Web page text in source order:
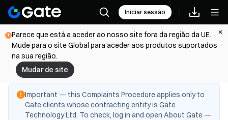
Iniciar sessão
Parece que está a aceder ao nosso site fora da região da UE.
Mude para o site Global para aceder aos produtos suportados
na sua região.
Mudar de site
Important — this Complaints Procedure applies only to
Gate clients whose contracting entity is Gate
Technology Ltd. To check, log in and open About Gate —